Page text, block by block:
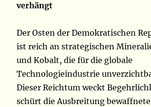
verhängt
Der Osten der Demokratischen
ist reich an strategischen
und Kobalt, die für die globale
Technologieindustrie
Dieser Reichtum weckt
schürt die Ausbreitung